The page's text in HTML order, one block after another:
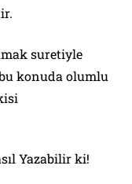
suretiyle
konuda olumlu
Yazabilir ki!